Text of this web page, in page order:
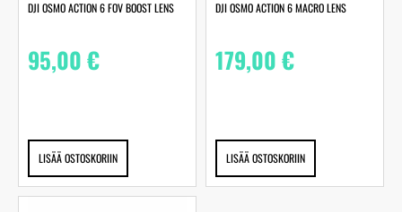
DJI OSMO ACTION 6 FOV BOOST LENS
95,00€
LISÄÄ OSTOSKORIIN
DJI OSMO ACTION 6 MACRO LENS
179,00€
LISÄÄ OSTOSKORIIN